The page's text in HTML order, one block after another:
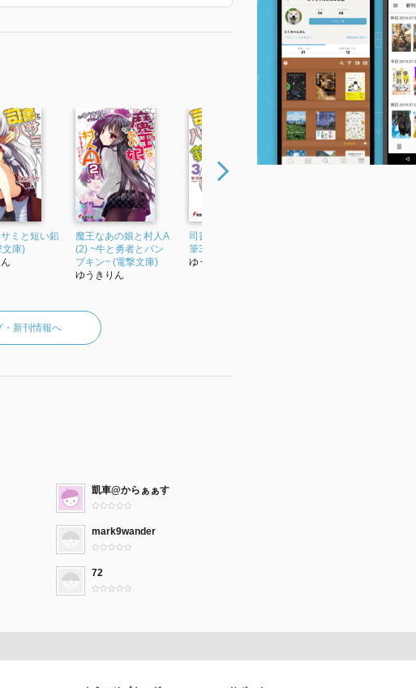
ミと短い鉛
文庫)
魔王なあの娘と村人A
(2) ~牛と勇者とパン
プキン~ (電撃文庫)
ゆうきりん
司書とハサミと短い鉛
筆3 (電撃文庫)
ゆうきりん
・新刊情報へ
凱車@からぁぁす
mark9wander
72